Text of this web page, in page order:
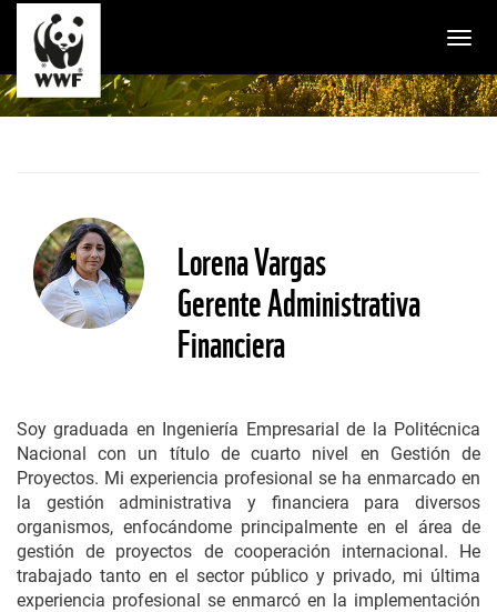
Lorena Vargas
Gerente Administrativa
Financiera
Soy graduada en Ingeniería Empresarial de la Politécnica
Nacional con un título de cuarto nivel en Gestión de
Proyectos. Mi experiencia profesional se ha enmarcado en
la gestión administrativa y financiera para diversos
organismos, enfocándome principalmente en el área de
gestión de proyectos de cooperación internacional. He
trabajado tanto en el sector público y privado, mi última
experiencia profesional se enmarcó en la implementación